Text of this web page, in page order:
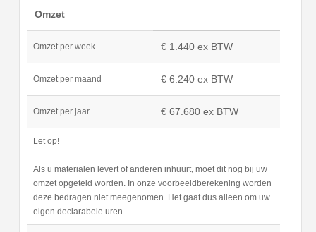
Omzet
Omzet per week € 1.440 ex BTW
Omzet per maand € 6.240 ex BTW
Omzet per jaar € 67.680 ex BTW
Let op!
Als u materialen levert of anderen inhuurt, moet dit nog bij uw
omzet opgeteld worden. In onze voorbeeldberekening worden
deze bedragen niet meegenomen. Het gaat dus alleen om uw
eigen declarabele uren.